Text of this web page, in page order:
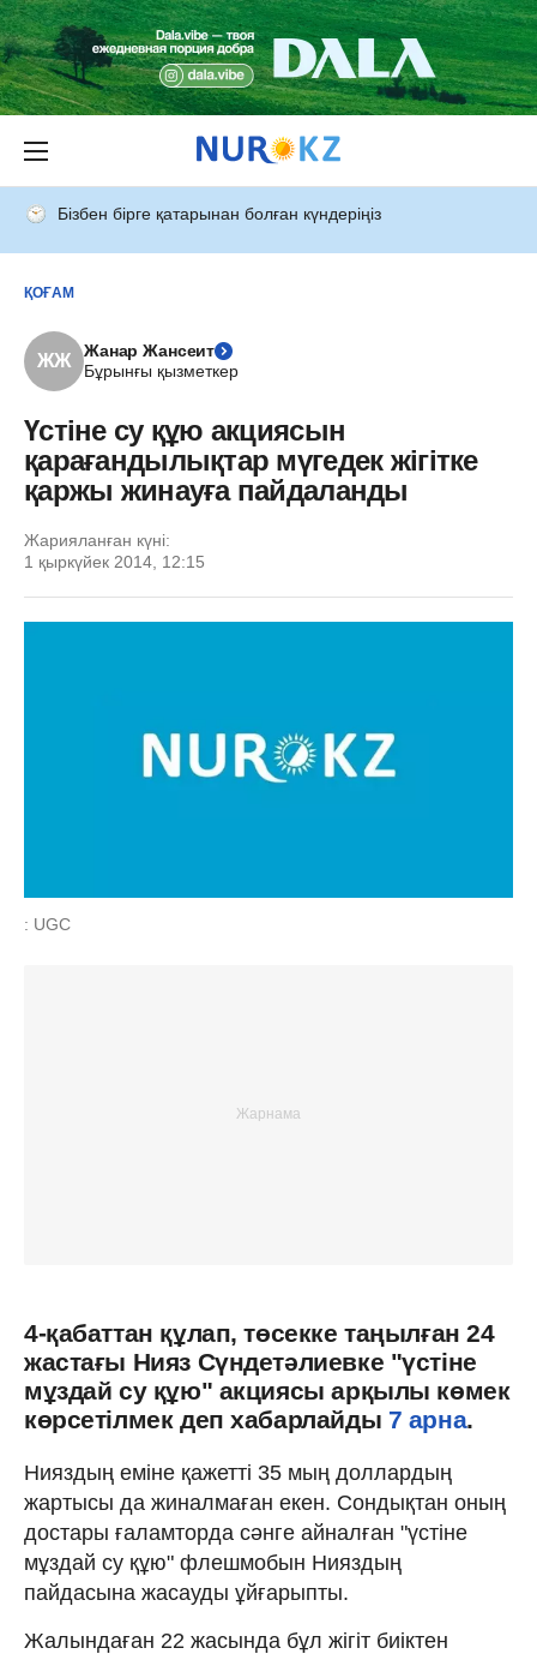
Бізбен бірге қатарынан болған күндеріңіз
ҚОҒАМ
ЖЖ
Жанар Жансеит
Бұрынғы қызметкер
Үстіне су құю акциясын
қарағандылықтар мүгедек жігітке
қаржы жинауға пайдаланды
Жарияланған күні:
1 қыркүйек 2014, 12:15
: UGC
4-қабаттан құлап, төсекке таңылған 24
жастағы Нияз Сүндетәлиевке "үстіне
мұздай су құю" акциясы арқылы көмек
көрсетілмек деп хабарлайды 7 арна.
Нияздың еміне қажетті 35 мың доллардың
жартысы да жиналмаған екен. Сондықтан оның
достары ғаламторда сәнге айналған "үстіне
мұздай су құю" флешмобын Нияздың
пайдасына жасауды ұйғарыпты.
Жалындаған 22 жасында бұл жігіт биіктен